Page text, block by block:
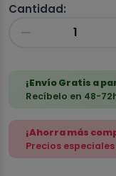
Cantidad:
¡Envío Gratis a
Recíbelo en 48-
¡Ahorra más
Precios